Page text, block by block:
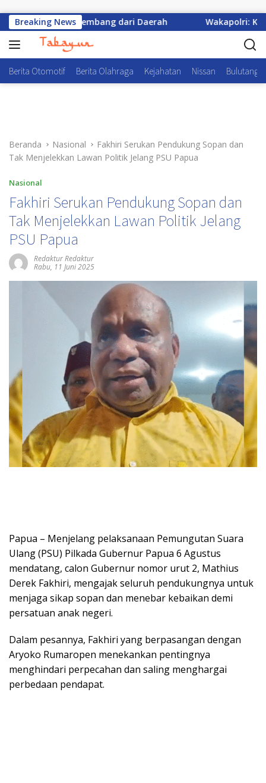
Breaking News
Berkembang dari Daerah Wakapolri: Kapolri
Berita Otomotif Berita Olahraga Kejahatan Nissan
Beranda Nasional
Fakhiri Serukan Pendukung Sopan dan
Tak Menjelekkan Lawan Politik Jelang PSU Papua
Nasional
Fakhiri Serukan Pendukung Sopan dan
Tak Menjelekkan Lawan Politik Jelang
PSU Papua
Redaktur Redaktur
Rabu, 11 Juni 2025
Papua – Menjelang pelaksanaan Pemungutan Suara
Ulang (PSU) Pilkada Gubernur Papua 6 Agustus
mendatang, calon Gubernur nomor urut 2, Mathius
Derek Fakhiri, mengajak seluruh pendukungnya untuk
menjaga sikap sopan dan menebar kebaikan demi
persatuan anak negeri.
Dalam pesannya, Fakhiri yang berpasangan dengan
Aryoko Rumaropen menekankan pentingnya
menghindari perpecahan dan saling menghargai
perbedaan pendapat.